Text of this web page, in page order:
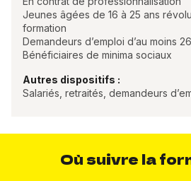
Jeunes âgées de 16 à 25 ans
formation
Demandeurs d’emploi d’au moins
Bénéficiaires de minima sociaux
Autres dispositifs :
Salariés, retraités, demandeurs
Où suivre la